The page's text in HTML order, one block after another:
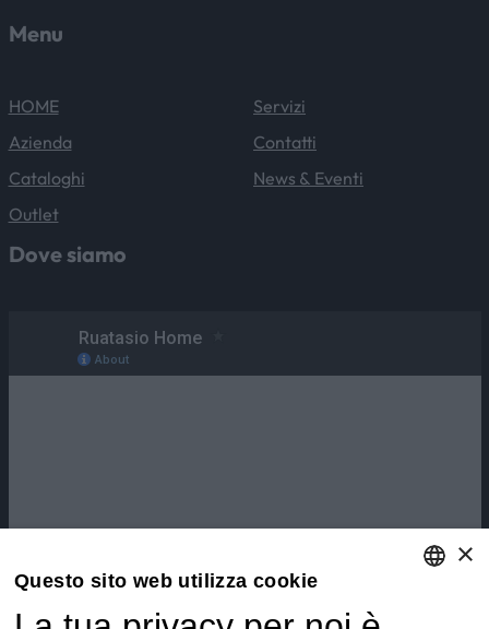
Menu
HOME
Azienda
Cataloghi
Outlet
Servizi
Contatti
News & Eventi
Dove siamo
×
Questo sito web utilizza cookie